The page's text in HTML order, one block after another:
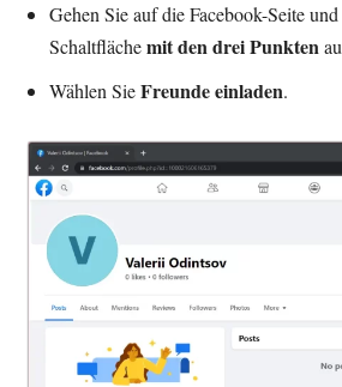
Gehen Sie auf die Facebook-Seite
Schaltflächemit den drei Punkten
Wählen SieFreunde einladen.